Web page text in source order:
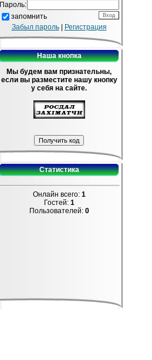
Пароль:
запомнить
Забыл пароль| Регистрация
Наша кнопка
Мы будем вам признательны,
если вы разместите нашу кнопку
у себя на сайте.
Статистика
Онлайн всего: 1
Гостей: 1
Пользователей: 0